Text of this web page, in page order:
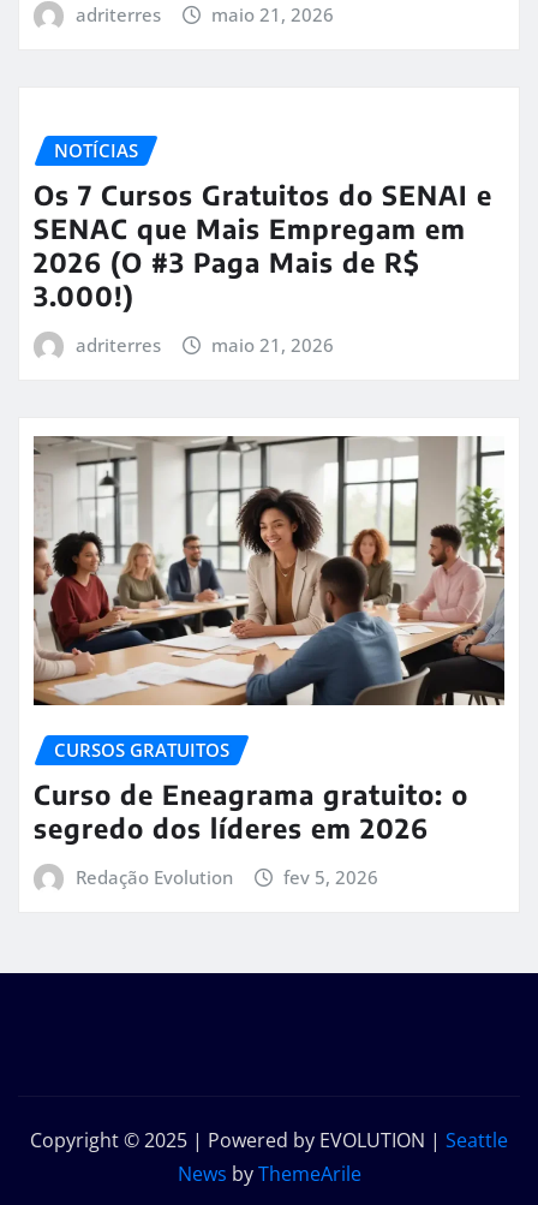
adriterres maio 21, 2026
NOTÍCIAS
Os 7 Cursos Gratuitos do SENAI e
SENAC que Mais Empregam em
2026 (O #3 Paga Mais de R$
3.000!)
adriterres maio 21, 2026
CURSOS GRATUITOS
Curso de Eneagrama gratuito: o
segredo dos líderes em 2026
Redação Evolution fev 5, 2026
Copyright © 2025 | Powered by EVOLUTION | Seattle
News byThemeArile